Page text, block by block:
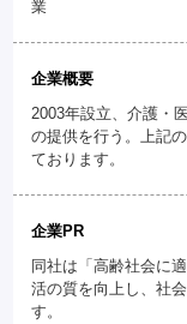
業
企業概要
2003年設立、介護・
の提供を行う。上記
ております。
企業PR
同社は「高齢社会に
活の質を向上し、社
す。